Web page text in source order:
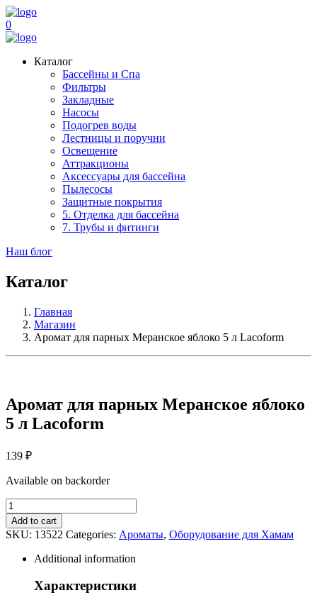
0
Каталог
Бассейны и Спа
Фильтры
Закладные
Насосы
Подогрев воды
Лестницы и поручни
Освещение
Аттракционы
Аксессуары для бассейна
Пылесосы
Защитные покрытия
5. Отделка для бассейна
7. Трубы и фитинги
Наш блог
Каталог
Главная
Магазин
Аромат для парных Меранское яблоко 5 л Lacoform
Аромат для парных Меранское яблоко
5 л Lacoform
139 ₽
Available on backorder
Аромат
для
парных
Меранское
яблоко
Lacoform
Add to cart
SKU: 13522 Categories: Ароматы, Оборудование для Хамам
Additional information
Характеристики